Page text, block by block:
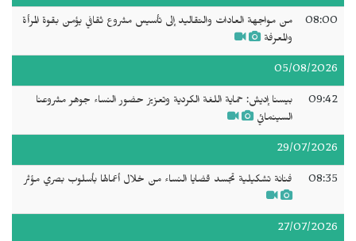
08:00
من مواجهة العادات والتقاليد إلى تأسيس مشروع ثقافي يؤمن بقوة المرأة
والمعرفة
05/08/2026
09:42
بيسنا إديش: حماية اللغة الكردية وتعزيز حضور النساء جوهر مشروعنا
السينمائي
29/07/2026
08:35 فنانة تشكيلية تجسد قضايا النساء من خلال أعمالها بأسلوب بصري مؤثر
27/07/2026